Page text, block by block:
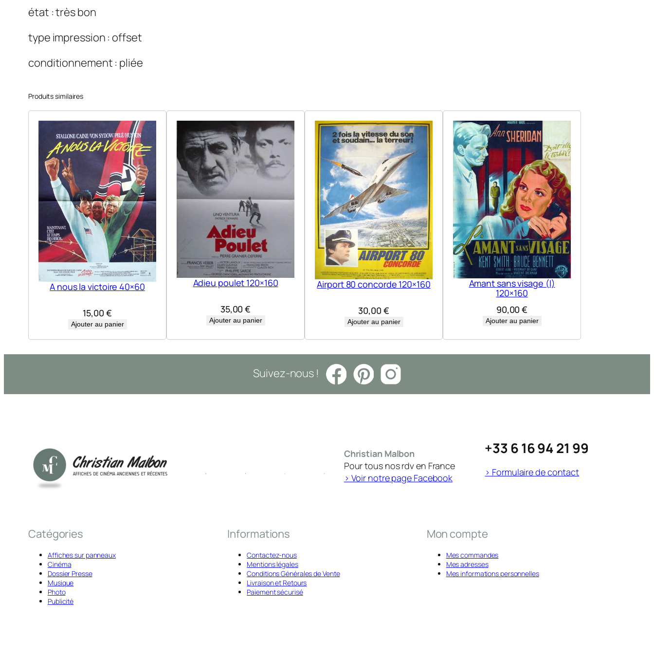
état : très bon
type impression : offset
conditionnement : pliée
Produits similaires
A nous la victoire 40×60
15,00 €
Ajouter au panier
Adieu poulet 120×160
35,00€
Ajouter au panier
Airport 80 concorde 120×160
30,00 €
Ajouter au panier
Amant sans visage (l)
120×160
90,00€
Ajouter au panier
Suivez-nous !
Christian Malbon
Pour tous nos rdv en France
> Voir notre page Facebook
+33 6 16 94 21 99
> Formulaire de contact
Catégories
Affiches sur panneaux
Cinéma
Dossier Presse
Musique
Photo
Publicité
Informations
Contactez-nous
Mentions légales
Conditions Générales de Vente
Livraison et Retours
Paiement sécurisé
Mon compte
Mes commandes
Mes adresses
Mes informations personnelles